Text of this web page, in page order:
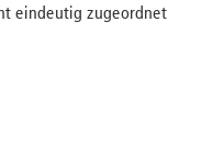
eindeutig zugeordnet